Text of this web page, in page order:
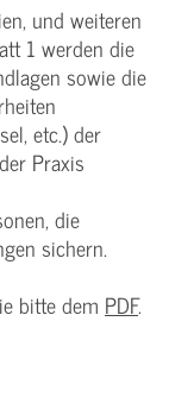
und weiteren
1 werden die
sowie die
etc.) der
Praxis
die
sichern.
bitte dem PDF.